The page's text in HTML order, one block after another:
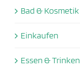
Bad & Kosmetik
Einkaufen
Essen & Trinken